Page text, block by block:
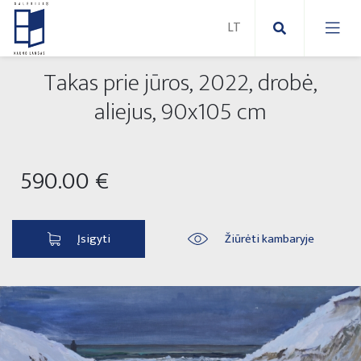
Nauji paveikslai
Modernūs paveikslai
Paveikslai ant drobės
Paveikslai ant popieriaus
Lauko skulptūros
Liaudies skulptūros
Parodos 2025
Takas prie jūros, 2022, drobė,
aliejus, 90x105 cm
590.00 €
Įsigyti Žiūrėti kambaryje